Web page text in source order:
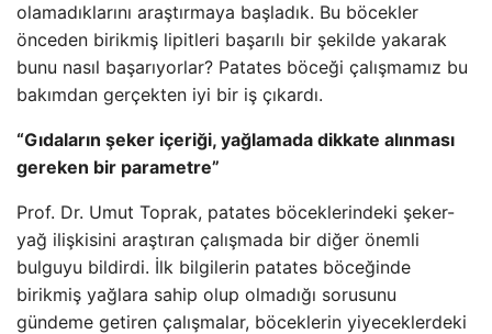
olamadıklarını araştırmaya başladık. Bu böcekler
önceden birikmiş lipitleri başarılı bir şekilde yakarak
bunu nasıl başarıyorlar? Patates böceği çalışmamız bu
bakımdan gerçekten iyi bir iş çıkardı.
“Gıdaların şeker içeriği, yağlamada dikkate alınması
gereken bir parametre”
Prof. Dr. Umut Toprak, patates böceklerindeki şeker-
yağ ilişkisini araştıran çalışmada bir diğer önemli
bulguyu bildirdi. İlk bilgilerin patates böceğinde
birikmiş yağlara sahip olup olmadığı sorusunu
gündeme getiren çalışmalar, böceklerin yiyeceklerdeki